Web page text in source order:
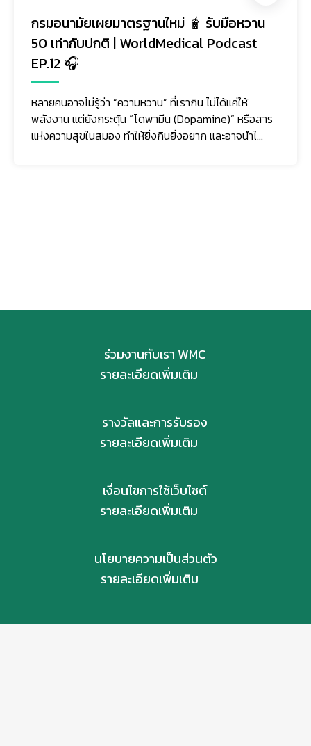
กรมอนามัยเผยมาตรฐานใหม่ 🧋 รับมือหวาน
50 เท่ากับปกติ | WorldMedical Podcast
EP.12 🎧
หลายคนอาจไม่รู้ว่า “ความหวาน” ที่เรากิน ไม่ได้แค่ให้
พลังงาน แต่ยังกระตุ้น “โดพามีน (Dopamine)” หรือสาร
แห่งความสุขในสมอง ทำให้ยิ่งกินยิ่งอยาก และอาจนำไ...
ร่วมงานกับเรา WMC
รายละเอียดเพิ่มเติม
รางวัลและการรับรอง
รายละเอียดเพิ่มเติม
เงื่อนไขการใช้เว็บไซต์
รายละเอียดเพิ่มเติม
นโยบายความเป็นส่วนตัว
รายละเอียดเพิ่มเติม